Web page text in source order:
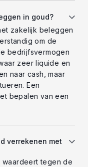
in goud?
zakelijk beleggen
om de
bedrijfsvermogen
zeer liquide en
naar cash, maar
Een
bepalen van een
verrekenen met
tegen de